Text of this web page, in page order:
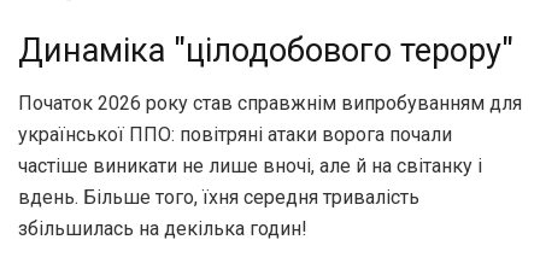
Динаміка "цілодобового терору"
Початок 2026 року став справжнім випробуванням для
української ППО: повітряні атаки ворога почали
частіше виникати не лише вночі, але й на світанку і
вдень. Більше того, їхня середня тривалість
збільшилась на декілька годин!